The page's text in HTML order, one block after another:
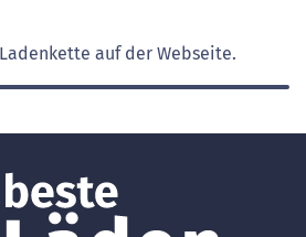
auf der Webseite.